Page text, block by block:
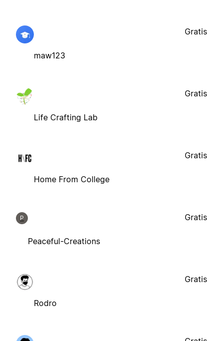
maw123
Gratis
Life Crafting Lab
Gratis
Home From College
Gratis
P
Peaceful-Creations
Gratis
Rodro
Gratis